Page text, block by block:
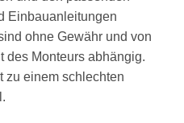
Einbauanleitungen
ohne Gewähr und von
des Monteurs abhängig.
zu einem schlechten